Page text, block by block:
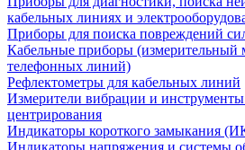
кабельных линиях и
Приборы для поиска повреждений
Кабельные приборы (измерительный
телефонных линий)
Рефлектометры для кабельных линий
Измерители вибрации и инструменты
центрирования
Индикаторы короткого замыкания
Индикаторы напряжения и системы